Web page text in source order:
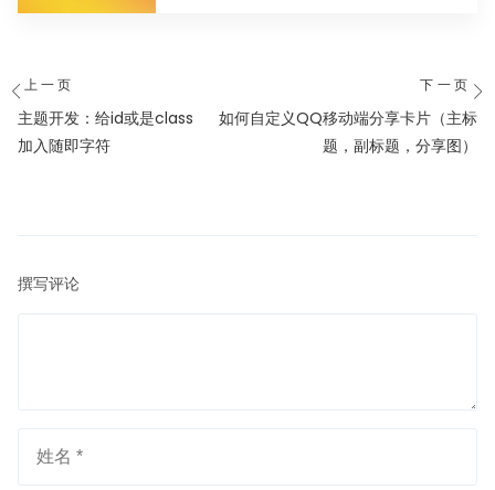
文
章
导
上一页
上
一
主题开发：给id或是class
加入随即字符
下一页
如何自定义QQ移动端分享卡片（主标
题，副标题，分享图）
撰写评论